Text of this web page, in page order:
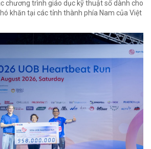
chương trình giáo dục kỹ thuật số dành cho
khăn tại các tỉnh thành phía Nam của Việt